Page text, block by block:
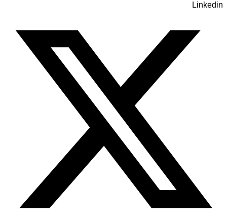
Linkedin